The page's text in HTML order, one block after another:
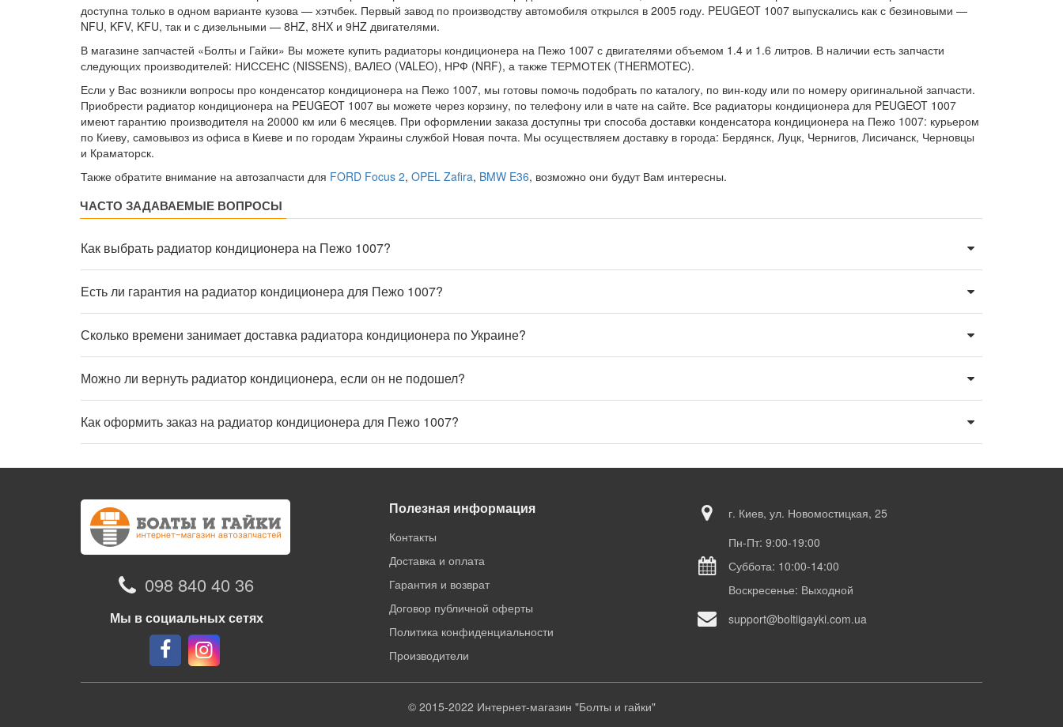
доступна только в одном варианте кузова — хэтчбек. Первый завод по производству автомобиля открылся в 2005 году. PEUGEOT 1007 выпускались как с безиновыми —
NFU, KFV, KFU, так и с дизельными — 8HZ, 8HX и 9HZ двигателями.
В магазине запчастей «Болты и Гайки» Вы можете купить радиаторы кондиционера на Пежо 1007 с двигателями объемом 1.4 и 1.6 литров. В наличии есть запчасти
следующих производителей: НИССЕНС (NISSENS), ВАЛЕО (VALEO), НРФ (NRF), а также ТЕРМОТЕК (THERMOTEC).
Если у Вас возникли вопросы про конденсатор кондиционера на Пежо 1007, мы готовы помочь подобрать по каталогу, по вин-коду или по номеру оригинальной запчасти.
Приобрести радиатор кондиционера на PEUGEOT 1007 вы можете через корзину, по телефону или в чате на сайте. Все радиаторы кондиционера для PEUGEOT 1007
имеют гарантию производителя на 20000 км или 6 месяцев. При оформлении заказа доступны три способа доставки конденсатора кондиционера на Пежо 1007: курьером
по Киеву, самовывоз из офиса в Киеве и по городам Украины службой Новая почта. Мы осуществляем доставку в города: Бердянск, Луцк, Чернигов, Лисичанск, Черновцы
и Краматорск.
Также обратите внимание на автозапчасти для FORD Focus 2, OPEL Zafira, BMW E36, возможно они будут Вам интересны.
ЧАСТО ЗАДАВАЕМЫЕ ВОПРОСЫ
Как выбрать радиатор кондиционера на Пежо 1007?
Есть ли гарантия на радиатор кондиционера для Пежо 1007?
Сколько времени занимает доставка радиатора кондиционера по Украине?
Можно ли вернуть радиатор кондиционера, если он не подошел?
Как оформить заказ на радиатор кондиционера для Пежо 1007?
098 840 40 36
Мы в социальных сетях
Полезная информация
Контакты
Доставка и оплата
Гарантия и возврат
Договор публичной оферты
Политика конфиденциальности
Производители
г. Киев, ул. Новомостицкая, 25
Пн-Пт: 9:00-19:00
Суббота: 10:00-14:00
Воскресенье: Выходной
support@boltiigayki.com.ua
© 2015-2022 Интернет-магазин "Болты и гайки"